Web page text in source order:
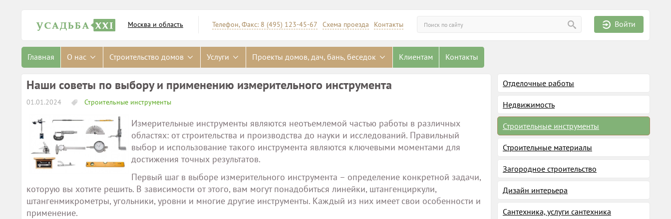
Войти
Искать
Телефон, Факс: 8 (495) 123-45-67 Схема проезда Контакты
Москва и область
Главная О нас Строительство домов Услуги Проекты домов, дач, бань, беседок Клиентам Контакты
Наши советы по выбору и применению измерительного инструмента
01.01.2024 Строительные инструменты
Измерительные инструменты являются неотъемлемой частью работы в различных
областях: от строительства и производства до науки и исследований. Правильный
выбор и использование такого инструмента являются ключевыми моментами для
достижения точных результатов.
Первый шаг в выборе измерительного инструмента – определение конкретной задачи,
которую вы хотите решить. В зависимости от этого, вам могут понадобиться линейки, штангенциркули,
штангенмикрометры, угольники, уровни и многие другие инструменты. Каждый из них имеет свои особенности и
применение.
Отделочные работы
Недвижимость
Строительные инструменты
Строительные материалы
Загородное строительство
Дизайн интерьера
Сантехника, услуги сантехника